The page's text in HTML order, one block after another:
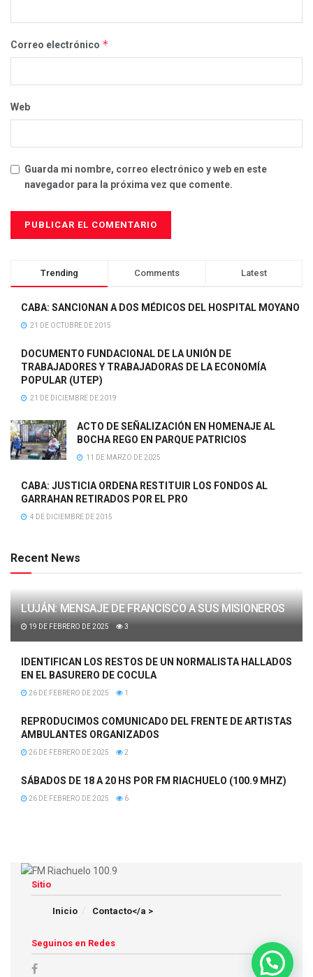
Correo electrónico *
Web
Guarda mi nombre, correo electrónico y web en este
navegador para la próxima vez que comente.
Trending Comments Latest
CABA: SANCIONAN A DOS MÉDICOS DEL HOSPITAL MOYANO
21 DE OCTUBRE DE 2015
DOCUMENTO FUNDACIONAL DE LA UNIÓN DE
TRABAJADORES Y TRABAJADORAS DE LA ECONOMÍA
POPULAR (UTEP)
21 DE DICIEMBRE DE 2019
ACTO DE SEÑALIZACIÓN EN HOMENAJE AL
BOCHA REGO EN PARQUE PATRICIOS
11 DE MARZO DE 2025
CABA: JUSTICIA ORDENA RESTITUIR LOS FONDOS AL
GARRAHAN RETIRADOS POR EL PRO
4 DE DICIEMBRE DE 2015
Recent News
LUJÁN: MENSAJE DE FRANCISCO A SUS MISIONEROS
19 DE FEBRERO DE 2025 3
IDENTIFICAN LOS RESTOS DE UN NORMALISTA HALLADOS
EN EL BASURERO DE COCULA
26 DE FEBRERO DE 2025 1
REPRODUCIMOS COMUNICADO DEL FRENTE DE ARTISTAS
AMBULANTES ORGANIZADOS
26 DE FEBRERO DE 2025 2
SÁBADOS DE 18 A 20 HS POR FM RIACHUELO (100.9 MHZ)
26 DE FEBRERO DE 2025 6
Sitio
Inicio Contacto</a >
Seguinos en Redes